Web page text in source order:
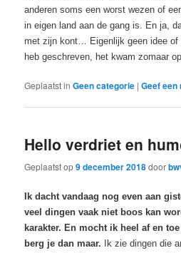
anderen soms een worst wezen of
in eigen land aan de gang is. En ja,
met zijn kont… Eigenlijk geen idee of
heb geschreven, het kwam zomaar op.
Geplaatst in Geen categorie |Geef een
Hello verdriet en
Geplaatst op9 december 2018door
Ik dacht vandaag nog even aan
veel dingen vaak niet boos kan
karakter. En mocht ik heel af en
berg je dan maar. Ik zie dingen die